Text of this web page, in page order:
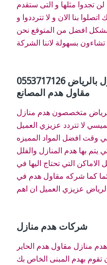
تجدوا مثلها و التى ستقدم
بنا الان و لا تترددوا و
افضل من المتوقع نحن
متخصصون هدم منازل بالرياض 0553717126
مقاول هدم المصانع
متخصصون هدم منازل
لا تتردد عزيزي العميل
وقت افضل المواد المميزه
يتم بها هدم المنازل والفلل
التي تحتاج اليها في
كما شركه مقاول هدم في
شركات هدم منازل
منازل مقاول هدم الحاير
تقوم بهدم المبنى الخاص بك